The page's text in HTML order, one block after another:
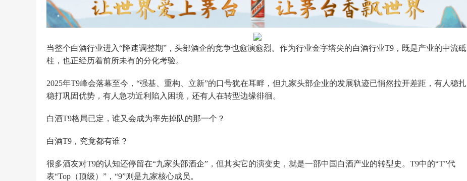
当整个白酒行业进入“降速调整期”，头部酒企的竞争也愈演愈烈。作为行业金字塔尖的白酒行业T9，既是产业的中流砥
柱，也正经历着前所未有的分化考验。
2025年T9峰会落幕至今，“强基、重构、立新”的口号犹在耳畔，但九家头部企业的发展轨迹已悄然拉开差距，有人稳扎
稳打巩固优势，有人急功近利陷入困境，还有人在转型边缘徘徊。
白酒T9格局已定，谁又会成为率先掉队的那一个？
白酒T9，究竟都有谁？
很多酒友对T9的认知还停留在“九家头部酒企”，但其实它的演变史，就是一部中国白酒产业的转型史。T9中的“T”代
表“Top（顶级）”，“9”则是九家核心成员。